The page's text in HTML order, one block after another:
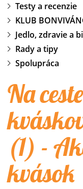
Na
(1) -
kvások
Testy a recenzie
KLUB
Jedlo, zdravie a
Rady a tipy
Spolupráca